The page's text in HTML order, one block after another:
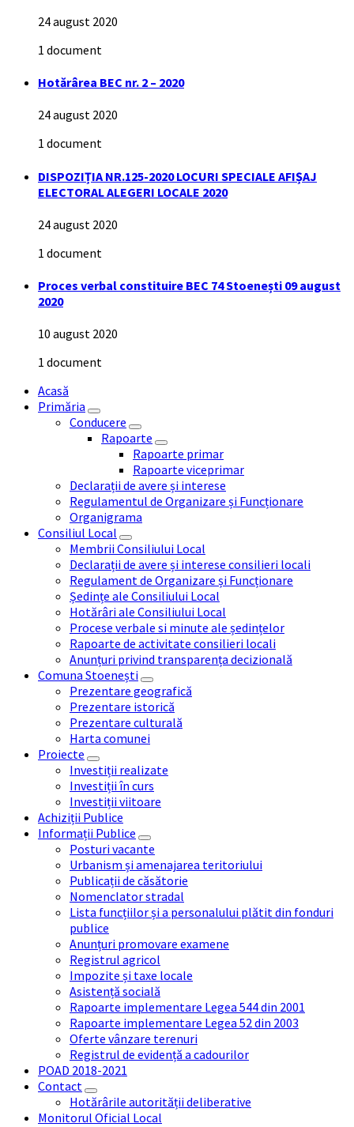
24 august 2020
1 document
Hotărârea BEC nr. 2 – 2020
24 august 2020
1 document
DISPOZIȚIA NR.125-2020 LOCURI SPECIALE AFIȘAJ
ELECTORAL ALEGERI LOCALE 2020
24 august 2020
1 document
Proces verbal constituire BEC 74 Stoenești 09 august
2020
10 august 2020
1 document
Acasă
Primăria
Conducere
Rapoarte
Rapoarte primar
Rapoarte viceprimar
Declarații de avere și interese
Regulamentul de Organizare și Funcționare
Organigrama
Consiliul Local
Membrii Consiliului Local
Declarații de avere și interese consilieri locali
Regulament de Organizare și Funcționare
Ședințe ale Consiliului Local
Hotărâri ale Consiliului Local
Procese verbale si minute ale ședințelor
Rapoarte de activitate consilieri locali
Anunțuri privind transparența decizională
Comuna Stoenești
Prezentare geografică
Prezentare istorică
Prezentare culturală
Harta comunei
Proiecte
Investiții realizate
Investiții în curs
Investiții viitoare
Achiziții Publice
Informații Publice
Posturi vacante
Urbanism și amenajarea teritoriului
Publicații de căsătorie
Nomenclator stradal
Lista funcțiilor și a personalului plătit din fonduri
publice
Anunțuri promovare examene
Registrul agricol
Impozite și taxe locale
Asistență socială
Rapoarte implementare Legea 544 din 2001
Rapoarte implementare Legea 52 din 2003
Oferte vânzare terenuri
Registrul de evidență a cadourilor
POAD 2018-2021
Contact
Hotărârile autorității deliberative
Monitorul Oficial Local